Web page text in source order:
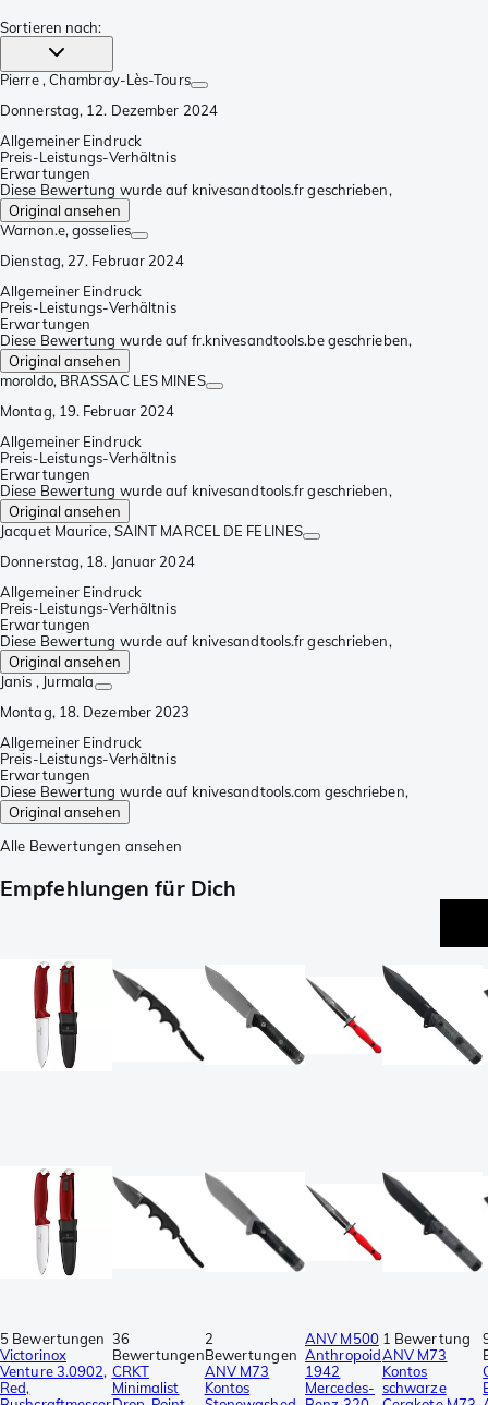
Sortieren nach:
Pierre , Chambray-Lès-Tours
Donnerstag, 12. Dezember 2024
Allgemeiner Eindruck
Preis-Leistungs-Verhältnis
Erwartungen
Diese Bewertung wurde auf knivesandtools.fr geschrieben,
Original ansehen
Warnon.e, gosselies
Dienstag, 27. Februar 2024
Allgemeiner Eindruck
Preis-Leistungs-Verhältnis
Erwartungen
Diese Bewertung wurde auf fr.knivesandtools.be geschrieben,
Original ansehen
moroldo, BRASSAC LES MINES
Montag, 19. Februar 2024
Allgemeiner Eindruck
Preis-Leistungs-Verhältnis
Erwartungen
Diese Bewertung wurde auf knivesandtools.fr geschrieben,
Original ansehen
Jacquet Maurice, SAINT MARCEL DE FELINES
Donnerstag, 18. Januar 2024
Allgemeiner Eindruck
Preis-Leistungs-Verhältnis
Erwartungen
Diese Bewertung wurde auf knivesandtools.fr geschrieben,
Original ansehen
Janis , Jurmala
Montag, 18. Dezember 2023
Allgemeiner Eindruck
Preis-Leistungs-Verhältnis
Erwartungen
Diese Bewertung wurde auf knivesandtools.com geschrieben,
Original ansehen
Alle Bewertungen ansehen
Empfehlungen für Dich
5 Bewertungen
Victorinox
Venture 3.0902,
Red,
36
Bewertungen
CRKT
Minimalist
2
Bewertungen
ANV M73
Kontos
ANV M500
Anthropoid
1942
Mercedes-
1 Bewertung
ANV M73
Kontos
schwarze